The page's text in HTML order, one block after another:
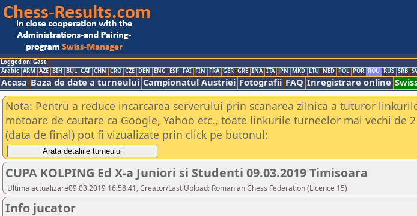
Logged on: Gast
Arabic ARM AZE BIH BUL CAT CHN CRO CZE DEN ENG ESP FAI FIN FRA GER GRE INA ITA JPN MKD LTU NED POL POR ROU RUS SRB
Acasa Baza de date a turneului Campionatul Austriei Fotografii FAQ Inregistrare online
Nota: Pentru a reduce incarcarea serverului prin scanarea zilnica a tuturor
motoare de cautare ca Google, Yahoo etc., toate linkurile turneelor mai vechi de
(data de final) pot fi vizualizate prin click pe butonul:
CUPA KOLPING Ed X-a Juniori si Studenti 09.03.2019 Timisoara
Ultima actualizare09.03.2019 16:58:41, Creator/Last Upload: Romanian Chess Federation (Licence 15)
Info jucator